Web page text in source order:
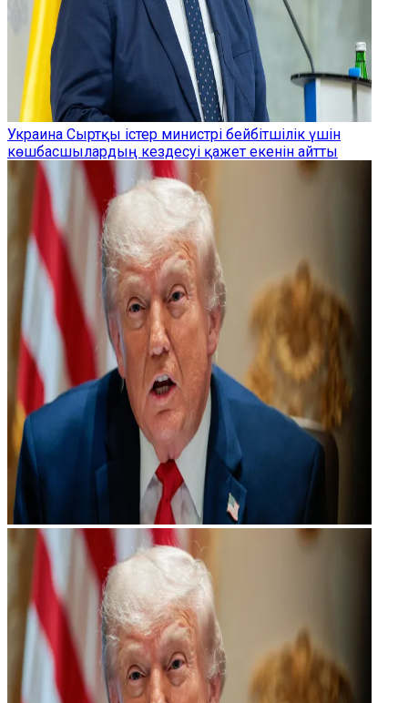
Украина Сыртқы істер министрі бейбітшілік үшін
көшбасшылардың кездесуі қажет екенін айтты